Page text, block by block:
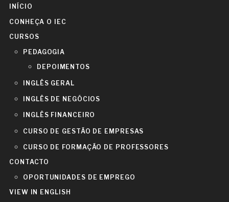
INÍCIO
CONHEÇA O IEC
CURSOS
PEDAGOGIA
DEPOIMENTOS
INGLÊS GERAL
INGLÊS DE NEGÓCIOS
INGLÊS FINANCEIRO
CURSO DE GESTÃO DE EMPRESAS
CURSO DE FORMAÇÃO DE PROFESSORES
CONTACTO
OPORTUNIDADES DE EMPREGO
VIEW IN ENGLISH